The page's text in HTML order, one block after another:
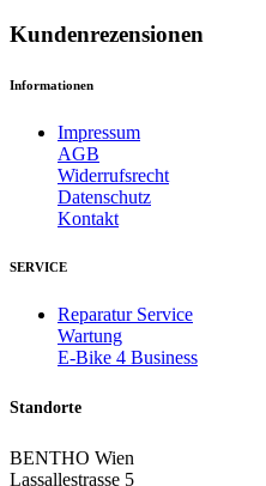
Kundenrezensionen
Informationen
Impressum
AGB
Widerrufsrecht
Datenschutz
Kontakt
SERVICE
Reparatur Service
Wartung
E-Bike 4 Business
Standorte
BENTHO Wien
Lassallestrasse 5